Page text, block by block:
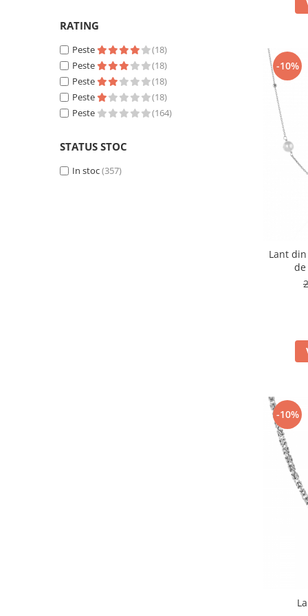
RATING
Peste
(18)
Peste
(18)
Peste
(18)
Peste
(18)
Peste
(164)
STATUS STOC
In stoc(357)
-10%
Lant
-10%